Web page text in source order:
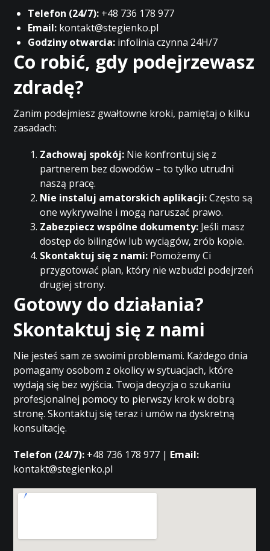
Telefon (24/7): +48 736 178 977
Email: kontakt@stegienko.pl
Godziny otwarcia: infolinia czynna 24H/7
Co robić, gdy podejrzewasz
zdradę?
Zanim podejmiesz gwałtowne kroki, pamiętaj o kilku
zasadach:
Zachowaj spokój: Nie konfrontuj się z
partnerem bez dowodów – to tylko utrudni
naszą pracę.
Nie instaluj amatorskich aplikacji:Często są
one wykrywalne i mogą naruszać prawo.
Zabezpiecz wspólne dokumenty: Jeśli masz
dostęp do bilingów lub wyciągów, zrób kopie.
Skontaktuj się z nami: Pomożemy Ci
przygotować plan, który nie wzbudzi podejrzeń
drugiej strony.
Gotowy do działania?
Skontaktuj się z nami
Nie jesteś sam ze swoimi problemami. Każdego dnia
pomagamy osobom z okolicy w sytuacjach, które
wydają się bez wyjścia. Twoja decyzja o szukaniu
profesjonalnej pomocy to pierwszy krok w dobrą
stronę. Skontaktuj się teraz i umów na dyskretną
konsultację.
Telefon (24/7): +48 736 178 977 | Email:
kontakt@stegienko.pl